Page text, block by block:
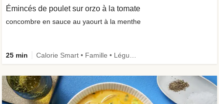
Émincés de poulet sur orzo à la tomate
concombre en sauce au yaourt à la menthe
25 min